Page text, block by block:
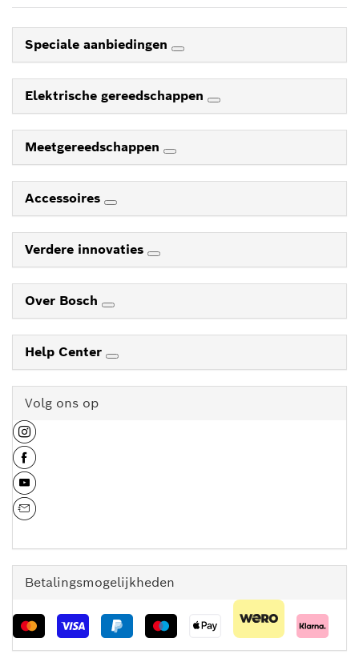
Speciale aanbiedingen
Elektrische gereedschappen
Meetgereedschappen
Accessoires
Verdere innovaties
Over Bosch
Help Center
Volg ons op
Betalingsmogelijkheden